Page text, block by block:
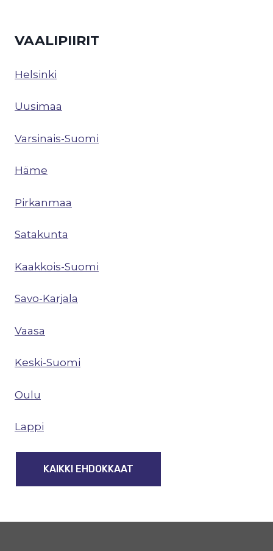
VAALIPIIRIT
Helsinki
Uusimaa
Varsinais-Suomi
Häme
Pirkanmaa
Satakunta
Kaakkois-Suomi
Savo-Karjala
Vaasa
Keski-Suomi
Oulu
Lappi
KAIKKI EHDOKKAAT